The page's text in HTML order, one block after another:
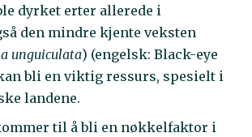
dyrket erter allerede i
den mindre kjente veksten
unguiculata) (engelsk: Black-eye
bli en viktig ressurs, spesielt i
landene.
til å bli en nøkkelfaktor i